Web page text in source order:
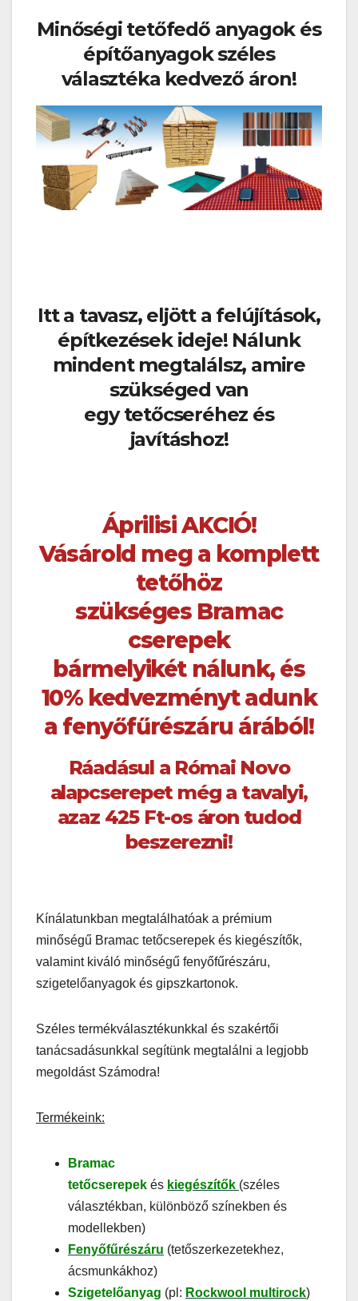
Minőségi tetőfedő anyagok és
építőanyagok széles
választéka kedvező áron!
Itt a tavasz, eljött a felújítások,
építkezések ideje! Nálunk
mindent megtalálsz, amire
szükséged van
egy tetőcseréhez és
javításhoz!
Áprilisi AKCIÓ!
Vásárold meg a komplett
tetőhöz
szükséges Bramac
cserepek
bármelyikét nálunk, és
10% kedvezményt adunk
a fenyőfűrészáru árából!
Ráadásul a Római Novo
alapcserepet még a tavalyi,
azaz 425 Ft-os áron tudod
beszerezni!
Kínálatunkban megtalálhatóak a prémium
minőségű Bramac tetőcserepek és kiegészítők,
valamint kiváló minőségű fenyőfűrészáru,
szigetelőanyagok és gipszkartonok.
Széles termékválasztékunkkal és szakértői
tanácsadásunkkal segítünk megtalálni a legjobb
megoldást Számodra!
Termékeink:
Bramac
tetőcserepek és kiegészítők (széles
választékban, különböző színekben és
modellekben)
Fenyőfűrészáru (tetőszerkezetekhez,
ácsmunkákhoz)
Szigetelőanyag (pl: Rockwool multirock)